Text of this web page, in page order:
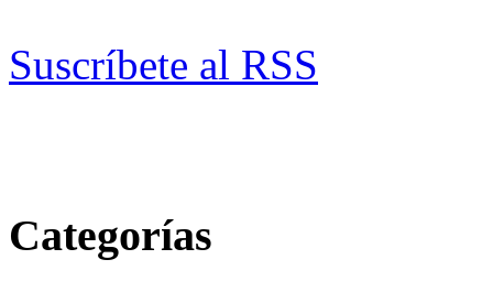
Suscríbete al RSS
Categorías